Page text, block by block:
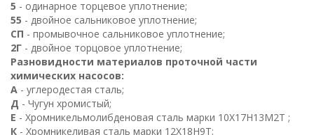
5 - одинарное торцевое уплотнение;
55 - двойное сальниковое уплотнение;
СП - промывочное сальниковое уплотнение;
2Г - двойное торцовое уплотнение;
Разновидности материалов проточной части
химических насосов:
А - углеродестая сталь;
Д - Чугун хромистый;
Е - Хромникельмолибденовая сталь марки 10Х17Н13М2Т ;
К - Хромникеливая сталь марки 12Х18Н9Т;